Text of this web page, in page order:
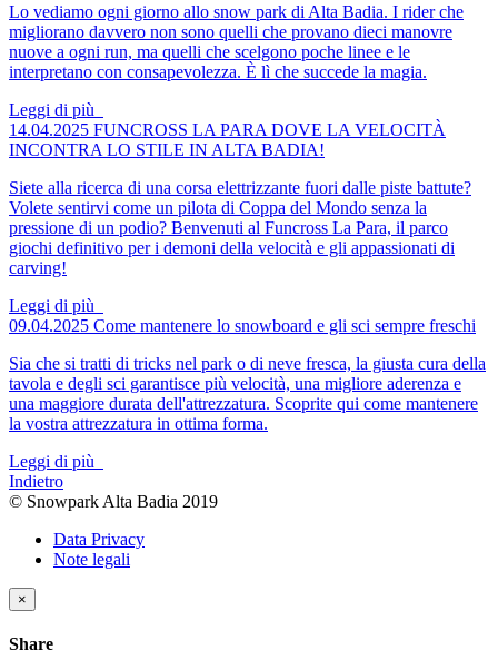
Lo vediamo ogni giorno allo snow park di Alta Badia. I rider che
migliorano davvero non sono quelli che provano dieci manovre
nuove a ogni run, ma quelli che scelgono poche linee e le
interpretano con consapevolezza. È lì che succede la magia.
Leggi di più
14.04.2025 FUNCROSS LA PARA DOVE LA VELOCITÀ
INCONTRA LO STILE IN ALTA BADIA!
Siete alla ricerca di una corsa elettrizzante fuori dalle piste battute?
Volete sentirvi come un pilota di Coppa del Mondo senza la
pressione di un podio? Benvenuti al Funcross La Para, il parco
giochi definitivo per i demoni della velocità e gli appassionati di
carving!
Leggi di più
09.04.2025 Come mantenere lo snowboard e gli sci sempre freschi
Sia che si tratti di tricks nel park o di neve fresca, la giusta cura della
tavola e degli sci garantisce più velocità, una migliore aderenza e
una maggiore durata dell'attrezzatura. Scoprite qui come mantenere
la vostra attrezzatura in ottima forma.
Leggi di più
Indietro
© Snowpark Alta Badia 2019
Data Privacy
Note legali
×
Share